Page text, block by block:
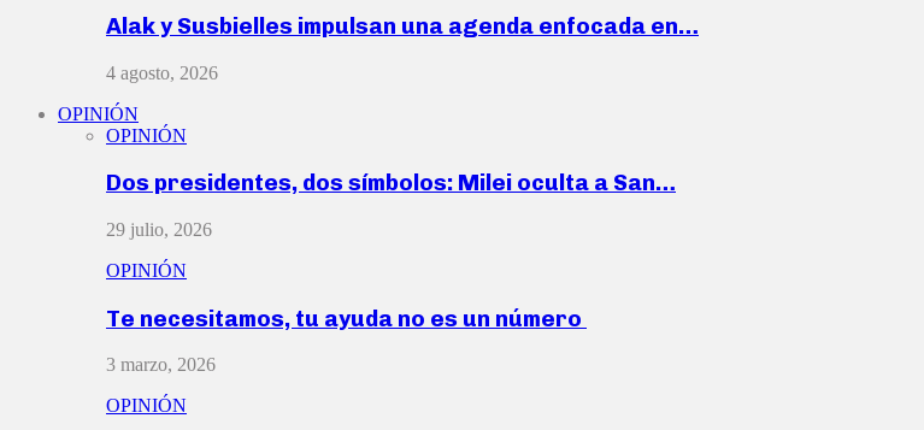
Alak y Susbielles impulsan una agenda enfocada en…
4 agosto, 2026
OPINIÓN
OPINIÓN
Dos presidentes, dos símbolos: Milei oculta a San…
29 julio, 2026
OPINIÓN
Te necesitamos, tu ayuda no es un número
3 marzo, 2026
OPINIÓN